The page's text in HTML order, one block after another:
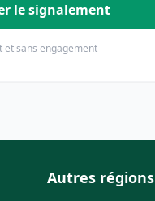
le signalement
et sans engagement
Autres régions